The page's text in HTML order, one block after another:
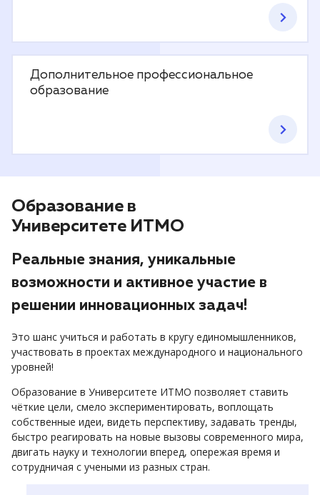
Дополнительное профессиональное
образование
Образование в
Университете ИТМО
Реальные знания, уникальные
возможности и активное участие в
решении инновационных задач!
Это шанс учиться и работать в кругу единомышленников,
участвовать в проектах международного и национального
уровней!
Образование в Университете ИТМО позволяет ставить
чёткие цели, смело экспериментировать, воплощать
собственные идеи, видеть перспективу, задавать тренды,
быстро реагировать на новые вызовы современного мира,
двигать науку и технологии вперед, опережая время и
сотрудничая с учеными из разных стран.